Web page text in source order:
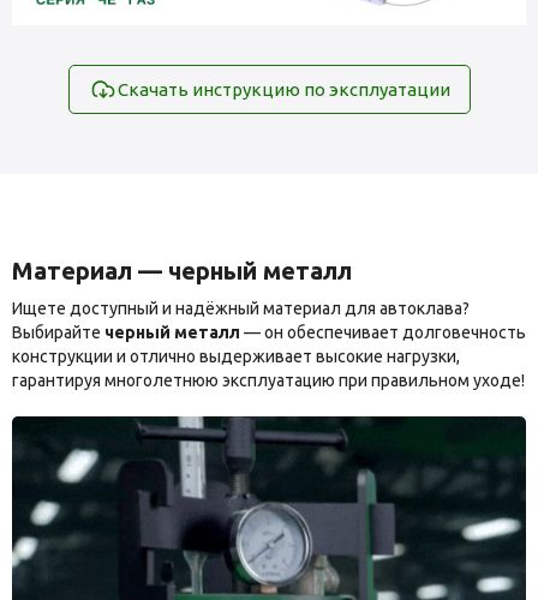
Скачать инструкцию по эксплуатации
Материал — черный металл
Ищете доступный и надёжный материал для автоклава?
Выбирайте черный металл — он обеспечивает долговечность
конструкции и отлично выдерживает высокие нагрузки,
гарантируя многолетнюю эксплуатацию при правильном уходе!